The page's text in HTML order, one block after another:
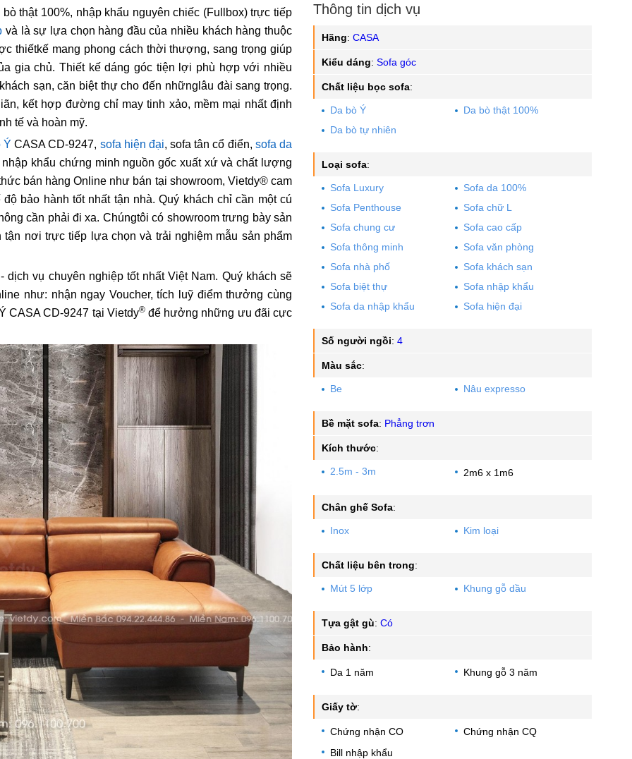
thật 100%, nhập khẩu nguyên chiếc (Fullbox) trực tiếp
và là sự lựa chọn hàng đầu của nhiều khách hàng thuộc
thiếtkế mang phong cách thời thượng, sang trọng giúp
gia chủ. Thiết kế dáng góc tiện lợi phù hợp với nhiều
sạn, căn biệt thự cho đến nhữnglâu đài sang trọng.
kết hợp đường chỉ may tinh xảo, mềm mại nhất định
tế và hoàn mỹ.
Ý CASA CD-9247, sofa hiện đại, sofa tân cổ điển, sofa da
khẩu chứng minh nguồn gốc xuất xứ và chất lượng
bán hàng Online như bán tại showroom, Vietdy® cam
bảo hành tốt nhất tận nhà. Quý khách chỉ cần một cú
cần phải đi xa. Chúngtôi có showroom trưng bày sản
nơi trực tiếp lựa chọn và trải nghiệm mẫu sản phẩm
dịch vụ chuyên nghiệp tốt nhất Việt Nam. Quý khách sẽ
như: nhận ngay Voucher, tích luỹ điểm thưởng cùng
CASA CD-9247 tại Vietdy®để hưởng những ưu đãi cực
Thông tin dịch vụ
Hãng: CASA
Kiểu dáng: Sofa góc
Chất liệu bọc sofa:
Da bò Ý
Da bò thật 100%
Da bò tự nhiên
Loại sofa:
Sofa Luxury
Sofa da 100%
Sofa Penthouse
Sofa chữ L
Sofa chung cư
Sofa cao cấp
Sofa thông minh
Sofa văn phòng
Sofa nhà phố
Sofa khách sạn
Sofa biệt thự
Sofa nhập khẩu
Sofa da nhập khẩu
Sofa hiện đại
Số người ngồi: 4
Màu sắc:
Be Nâu expresso
Bề mặt sofa: Phẳng trơn
Kích thước:
2.5m - 3m 2m6 x 1m6
Chân ghế Sofa:
Inox Kim loại
Chất liệu bên trong:
Mút 5 lớp Khung gỗ dầu
Tựa gật gù: Có
Bảo hành:
Da 1 năm Khung gỗ 3 năm
Giấy tờ:
Chứng nhận CO
Chứng nhận CQ
Bill nhập khẩu